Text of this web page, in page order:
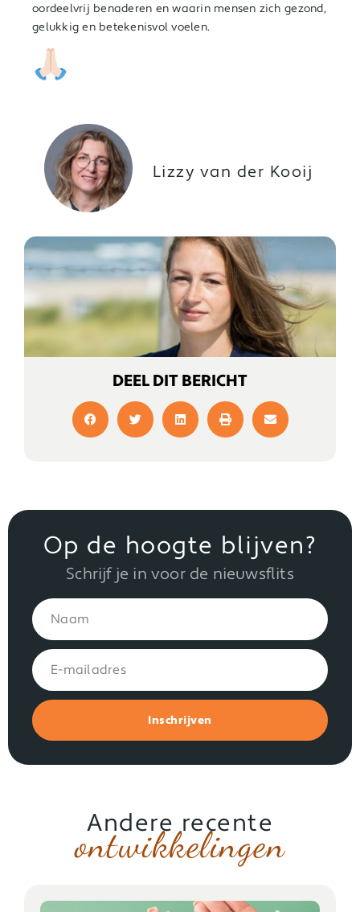
oordeelvrij benaderen en waarin mensen zich gezond,
gelukkig en betekenisvol voelen.
Lizzy van der Kooij
DEEL DIT BERICHT
Op de hoogte blijven?
Schrijf je in voor de nieuwsflits
Inschrijven
Andere recente
ontwikkelingen